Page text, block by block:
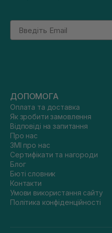
Email
ДОПОМОГА
Оплата та доставка
Як зробити замовлення
Відповіді на запитання
Про нас
ЗМІ про нас
Сертифікати та нагороди
Блог
Бюті словник
Контакти
Умови використання сайту
Політика конфіденційності